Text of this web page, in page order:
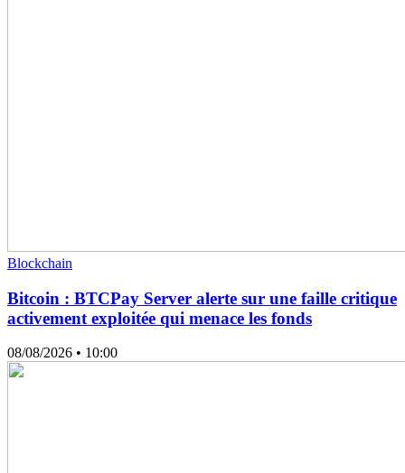
Blockchain
Bitcoin : BTCPay Server alerte sur une faille critique
activement exploitée qui menace les fonds
08/08/2026 • 10:00